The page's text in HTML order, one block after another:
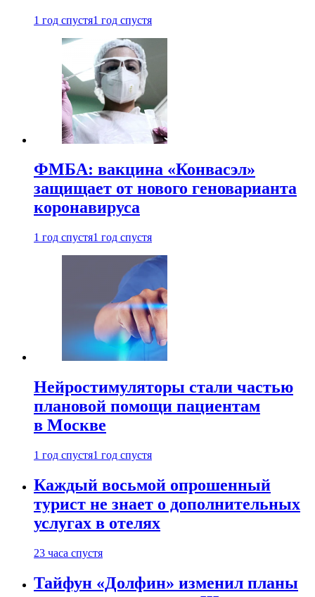
1 год спустя1 год спустя
ФМБА: вакцина «Конвасэл»
защищает от нового геноварианта
коронавируса
1 год спустя1 год спустя
Нейростимуляторы стали частью
плановой помощи пациентам
в Москве
1 год спустя1 год спустя
Каждый восьмой опрошенный
турист не знает о дополнительных
услугах в отелях
23 часа спустя
Тайфун «Долфин» изменил планы